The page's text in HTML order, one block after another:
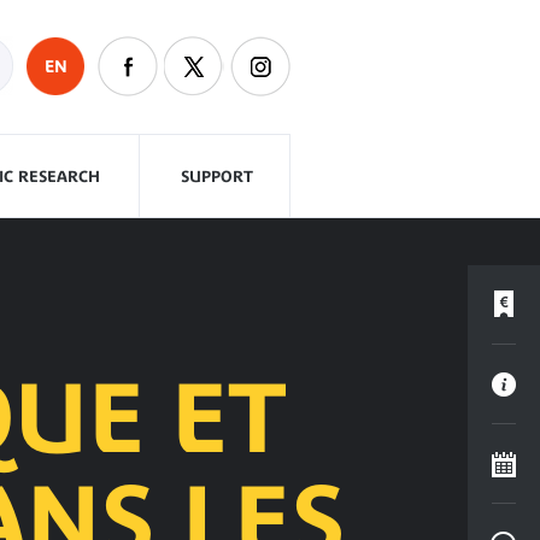
EN
RESEARCH SUPPORT
ET